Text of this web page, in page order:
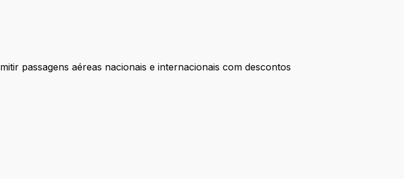
passagens aéreas nacionais e internacionais com descontos